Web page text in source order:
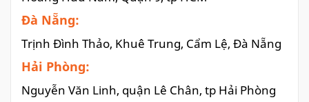
Đà Nẵng:
Trịnh Đình Thảo, Khuê Trung, Cẩm Lệ, Đà Nẵng
Hải Phòng:
Nguyễn Văn Linh, quận Lê Chân, tp Hải Phòng